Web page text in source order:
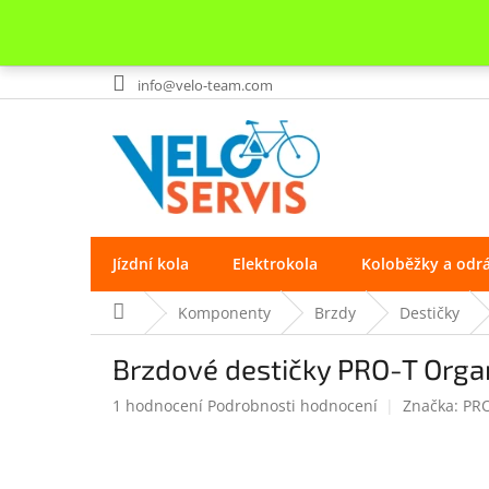
Přejít
na
info@velo-team.com
Jízdní kola Elektrokola Koloběžky a
Domů Komponenty Brzdy Destičky
Brzdové destičky PRO-T
Průměrné
1 hodnocení Podrobnosti hodnocení Značka: